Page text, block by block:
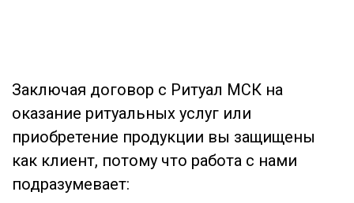
Заключая договор с Ритуал МСК на
оказание ритуальных услуг или
приобретение продукции вы защищены
как клиент, потому что работа с нами
подразумевает: